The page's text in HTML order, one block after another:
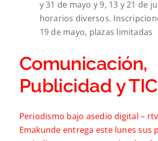
y 31 de mayo y 9, 13 y 21 de
horarios diversos.
19 de mayo, plazas limitadas
Comunicación,
Publicidad y
Periodismo bajo asedio digital –
Emakunde entrega este lunes sus